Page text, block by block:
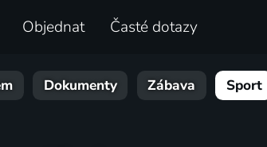
Objednat Časté dotazy
Dokumenty Zábava Sport